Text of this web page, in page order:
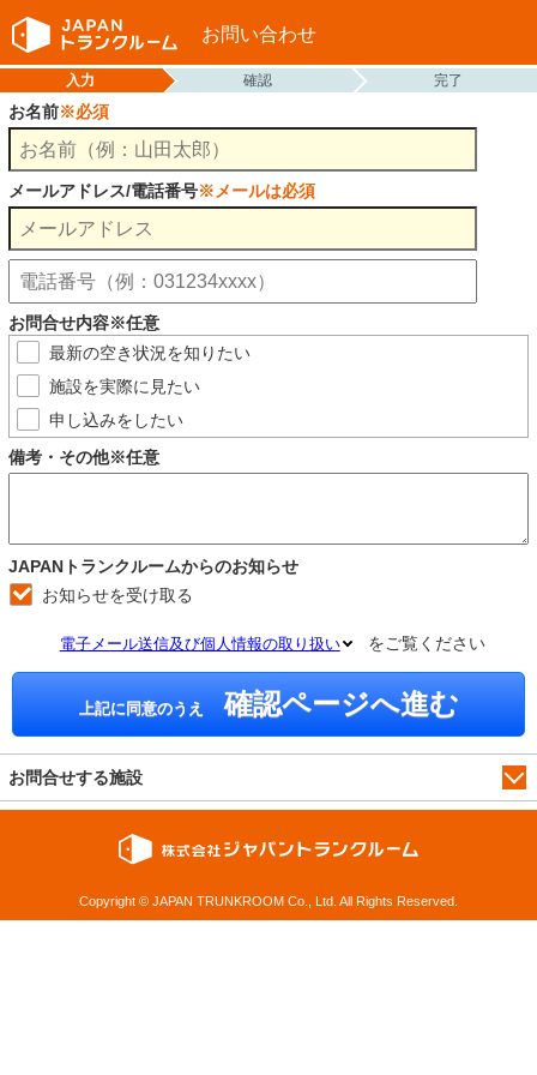
お問い合わせ
入力 確認 完了
お名前※必須
メールアドレス/電話番号※メールは必須
お問合せ内容※任意
最新の空き状況を知りたい
施設を実際に見たい
申し込みをしたい
備考・その他※任意
JAPANトランクルームからのお知らせ
お知らせを受け取る
電子メール送信及び個人情報の取り扱い をご覧ください
上記に同意のうえ 確認ページへ進む
お問合せする施設
Copyright © JAPAN TRUNKROOM Co., Ltd. All Rights Reserved.